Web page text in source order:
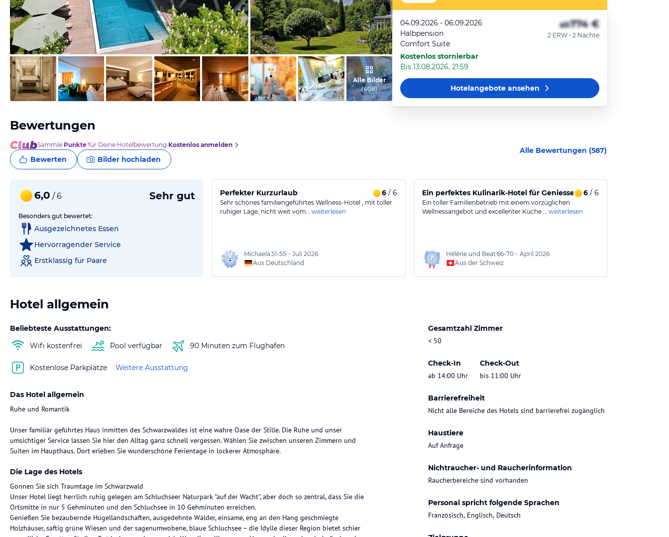
vom Hotelier, Mai 2026 vom Hotelier, September 2012Alle Bilder
(408)
04.09.2026 - 06.09.2026
Halbpension
Comfort Suite
Kostenlos stornierbar
Bis 13.08.2026, 21:59
ab774 €
2 ERW • 2 Nächte
Hotelangeboteansehen
Bewertungen
Sammle Punkte für Deine Hotelbewertung.Kostenlos anmelden
Bewerten Bilder hochladen
Alle Bewertungen (587)
6,0 / 6 Sehr gut
Besonders gut bewertet:
Ausgezeichnetes Essen
Hervorragender Service
Erstklassig für Paare
Perfekter Kurzurlaub 6/ 6
Sehr schönes familiengeführtes Wellness-Hotel , mit toller
ruhiger Lage, nicht weit vom… weiterlesen
Michaela 51-55 • Juli 2026
Aus Deutschland
Ein perfektes Kulinarik-Hotel für Geniesser - Wellnessangebot
6/ 6
Ein toller Familienbetrieb mit einem vorzüglichen
Wellnessangebot und excellenter Küche.… weiterlesen
Hélène und Beat66-70 • April 2026
Aus der Schweiz
Hotel allgemein
Beliebteste Ausstattungen:
Wifi kostenfrei
Pool verfügbar 90 Minuten zum Flughafen
Kostenlose Parkplätze Weitere Ausstattung
Gesamtzahl Zimmer
< 50
Check-In
ab 14:00 Uhr
Check-Out
bis 11:00 Uhr
Barrierefreiheit
Nicht alle Bereiche des Hotels sind barrierefrei zugänglich
Haustiere
Auf Anfrage
Nichtraucher- und Raucherinformation
Raucherbereiche sind vorhanden
Personal spricht folgende Sprachen
Französisch, Englisch, Deutsch
Das Hotel allgemein
Ruhe und Romantik
Unser familiär geführtes Haus inmitten des Schwarzwaldes ist eine wahre Oase der Stille. Die Ruhe und unser
umsichtiger Service lassen Sie hier den Alltag ganz schnell vergessen. Wählen Sie zwischen unseren Zimmern und
Suiten im Haupthaus. Dort erleben Sie wunderschöne Ferientage in lockerer Atmosphäre.
Die Lage des Hotels
Gönnen Sie sich Traumtage im Schwarzwald
Unser Hotel liegt herrlich ruhig gelegen am Schluchseer Naturpark "auf der Wacht", aber doch so zentral, dass Sie die
Ortsmitte in nur 5 Gehminuten und den Schluchsee in 10 Gehminuten erreichen.
Genießen Sie bezaubernde Hügellandschaften, ausgedehnte Wälder, einsame, eng an den Hang geschmiegte
Holzhäuser, saftig grüne Wiesen und der sagenumwobene, blaue Schluchsee – die Idylle dieser Region bietet schier